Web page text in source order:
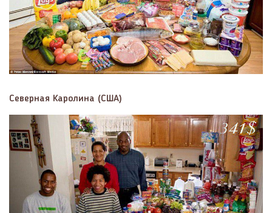
Северная Каролина (США)